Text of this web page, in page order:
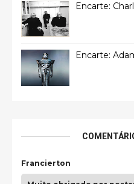
Encarte:
Encarte:
Francierton